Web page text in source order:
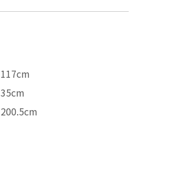
117cm
35cm
200.5cm